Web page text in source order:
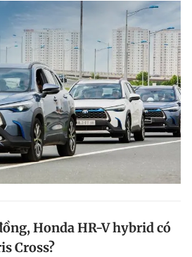
Honda HR-V hybrid có
Cross?